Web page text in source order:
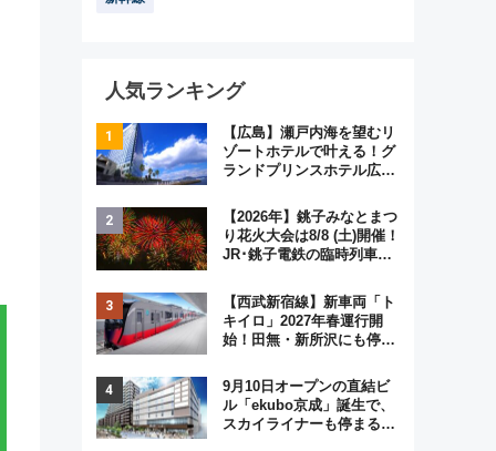
人気ランキング
【広島】瀬戸内海を望むリ
ゾートホテルで叶える！グ
ランドプリンスホテル広島
ジュアルパーティープラン
【2026年】銚子みなとまつ
り花火大会は8/8 (土)開催！
JR･銚子電鉄の臨時列車や
く8,000発の大迫力＆屋台
を満喫
【西武新宿線】新車両「ト
キイロ」2027年春運行開
始！田無・新所沢にも停
弾」も
9月10日オープンの直結ビ
ル「ekubo京成」誕生で、
スカイライナーも停まる巨